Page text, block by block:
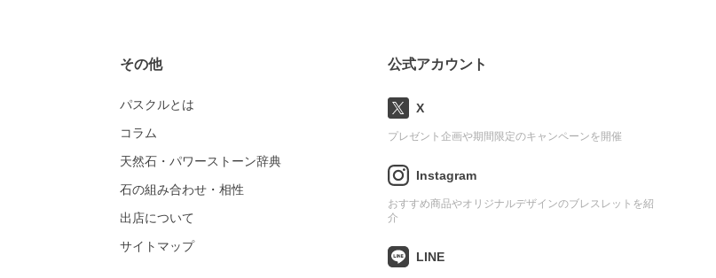
その他
パスクルとは
コラム
天然石・パワーストーン辞典
石の組み合わせ・相性
出店について
サイトマップ
公式アカウント
X
プレゼント企画や期間限定のキャンペーンを開催
Instagram
おすすめ商品やオリジナルデザインのブレスレットを紹
介
LINE